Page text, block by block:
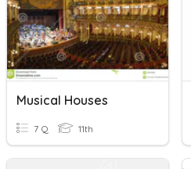
Musical Houses
7 Q 11th